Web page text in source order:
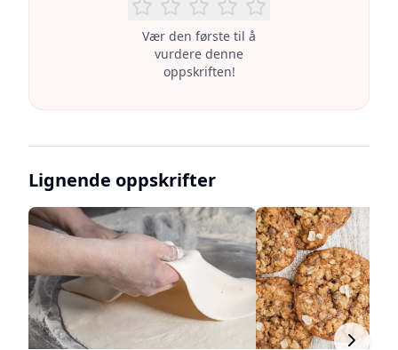
Vær den første til å
vurdere denne
oppskriften!
Lignende oppskrifter